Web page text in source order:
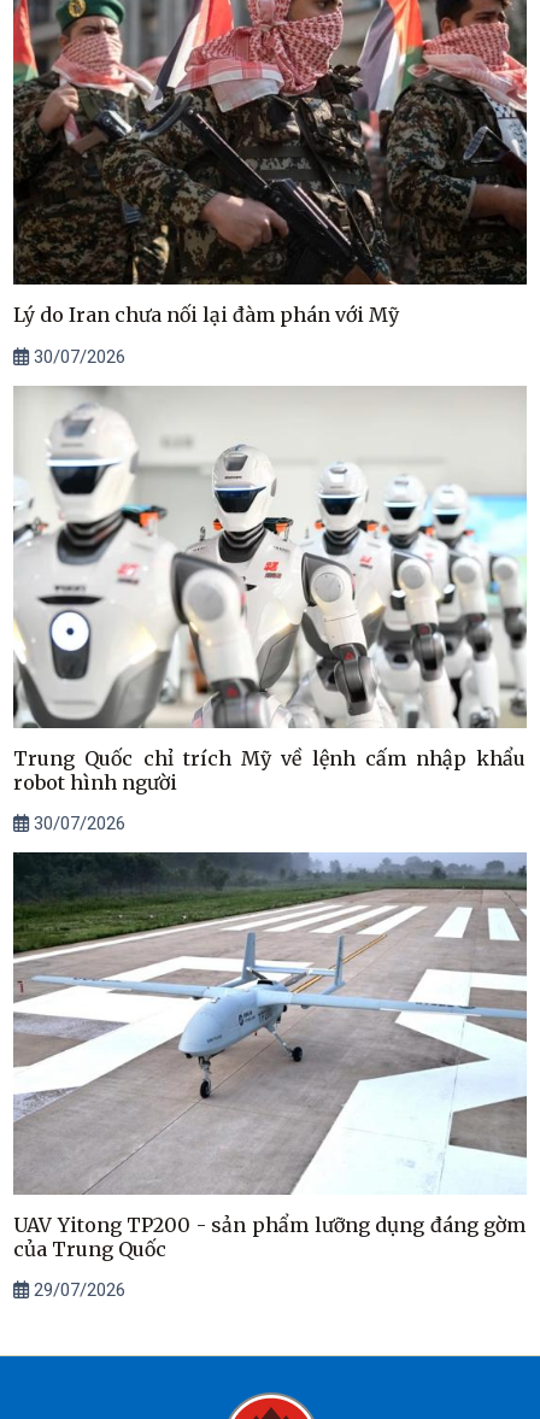
Lý do Iran chưa nối lại đàm phán với Mỹ
30/07/2026
Trung Quốc chỉ trích Mỹ về lệnh cấm nhập khẩu
robot hình người
30/07/2026
UAV Yitong TP200 - sản phẩm lưỡng dụng đáng gờm
của Trung Quốc
29/07/2026